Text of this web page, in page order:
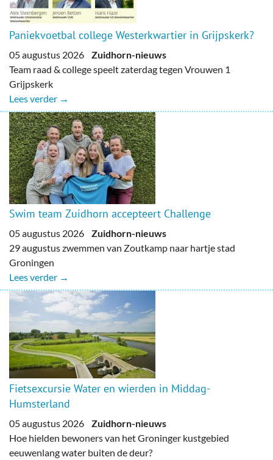
Paniekvoetbal college Westerkwartier in Grijpskerk?
05 augustus 2026 Zuidhorn-nieuws
Team raad & college speelt zaterdag tegen Vrouwen 1
Grijpskerk
Lees verder →
Swim team Zuidhorn accepteert Challenge
05 augustus 2026 Zuidhorn-nieuws
29 augustus zwemmen van Zoutkamp naar hartje stad
Groningen
Lees verder →
Fietsexcursie Water en wierden in Middag-
Humsterland
05 augustus 2026 Zuidhorn-nieuws
Hoe hielden bewoners van het Groninger kustgebied
eeuwenlang water buiten de deur?